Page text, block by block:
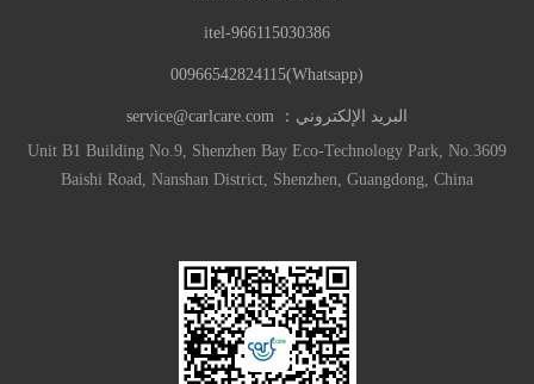
966115030386-itel
(Whatsapp)00966542824115
البريد الإلكتروني： service@carlcare.com
Unit B1 Building No.9, Shenzhen Bay Eco-Technology Park, No.3609
Baishi Road, Nanshan District, Shenzhen, Guangdong, China